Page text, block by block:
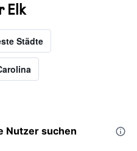
Elk
Städte
Nutzer suchen